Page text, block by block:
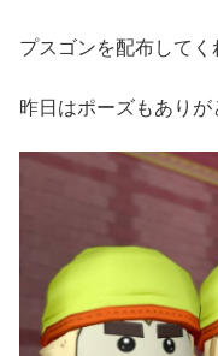
プスゴンを配布して
昨日はポーズもありが